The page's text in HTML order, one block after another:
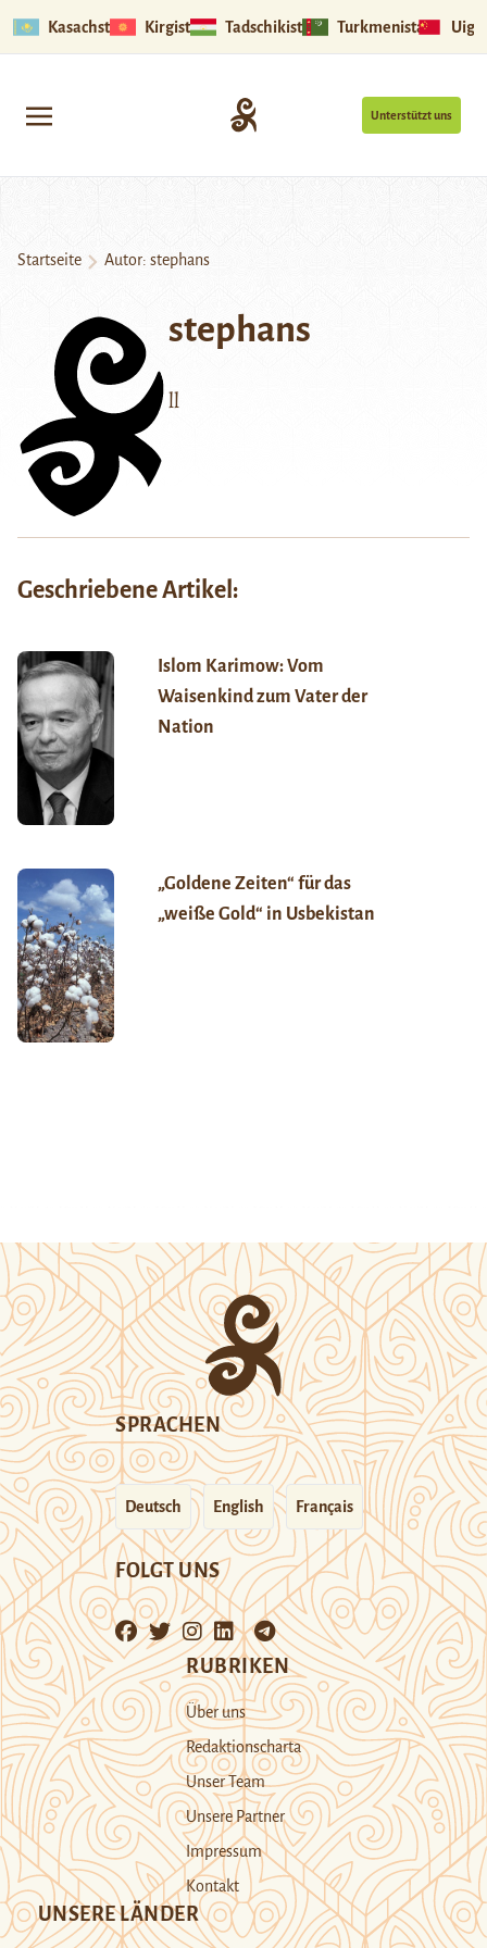
Kasachstan Kirgistan Tadschikistan Turkmenistan
Unterstützt uns
Startseite Autor: stephans
stephans
ll
Geschriebene Artikel:
Islom Karimow: Vom
Waisenkind zum Vater der
Nation
„Goldene Zeiten“ für das
„weiße Gold“ in Usbekistan
SPRACHEN
Deutsch English Français
FOLGT UNS
RUBRIKEN
Über uns
Redaktionscharta
Unser Team
Unsere Partner
Impressum
Kontakt
UNSERE LÄNDER